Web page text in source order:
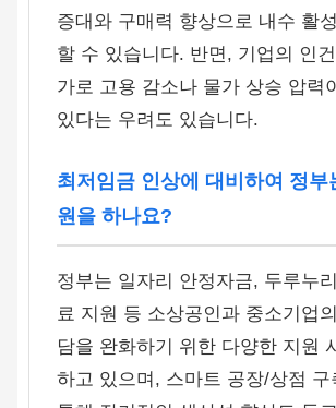
증대와 구매력 향상으로 내수 활
할 수 있습니다. 반면, 기업의 인
가로 고용 감소나 물가 상승 압력
있다는 우려도 있습니다.
최저임금 인상에 대비하여 정부
원을 하나요?
정부는 일자리 안정자금, 두루누
료 지원 등 소상공인과 중소기업
담을 완화하기 위한 다양한 지원
하고 있으며, 스마트 공장/상점 구